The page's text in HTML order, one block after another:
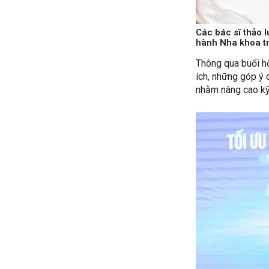
Các bác sĩ thảo
hành Nha khoa
Thông qua buổi
ích, những góp ý
nhằm nâng cao